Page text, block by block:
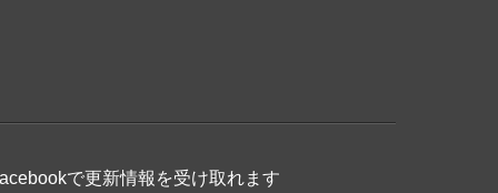
で更新情報を受け取れます